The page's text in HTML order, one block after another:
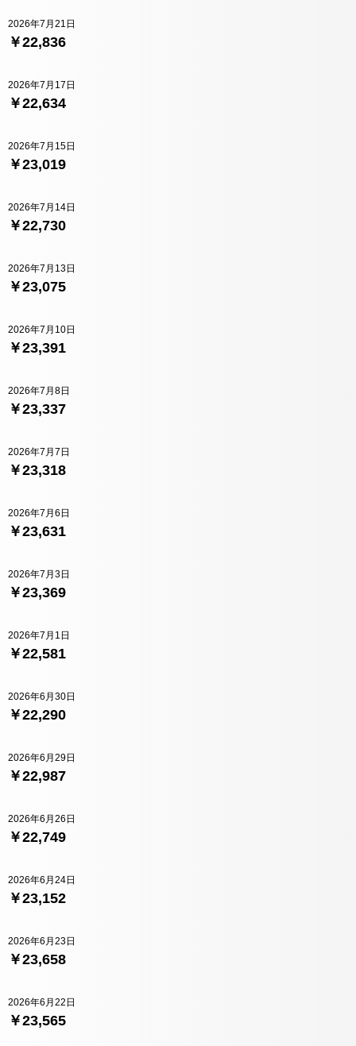
￥22,836
2026年7月21日
￥22,634
2026年7月17日
￥23,019
2026年7月15日
￥22,730
2026年7月14日
￥23,075
2026年7月13日
￥23,391
2026年7月10日
￥23,337
2026年7月8日
￥23,318
2026年7月7日
￥23,631
2026年7月6日
￥23,369
2026年7月3日
￥22,581
2026年7月1日
￥22,290
2026年6月30日
￥22,987
2026年6月29日
￥22,749
2026年6月26日
￥23,152
2026年6月24日
￥23,658
2026年6月23日
￥23,565
2026年6月22日